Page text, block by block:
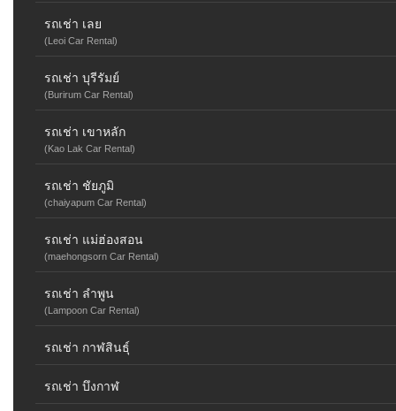
รถเช่า เลย
(Leoi Car Rental)
รถเช่า บุรีรัมย์
(Burirum Car Rental)
รถเช่า เขาหลัก
(Kao Lak Car Rental)
รถเช่า ชัยภูมิ
(chaiyapum Car Rental)
รถเช่า แม่ฮ่องสอน
(maehongsorn Car Rental)
รถเช่า ลำพูน
(Lampoon Car Rental)
รถเช่า กาฬสินธุ์
รถเช่า บึงกาฬ